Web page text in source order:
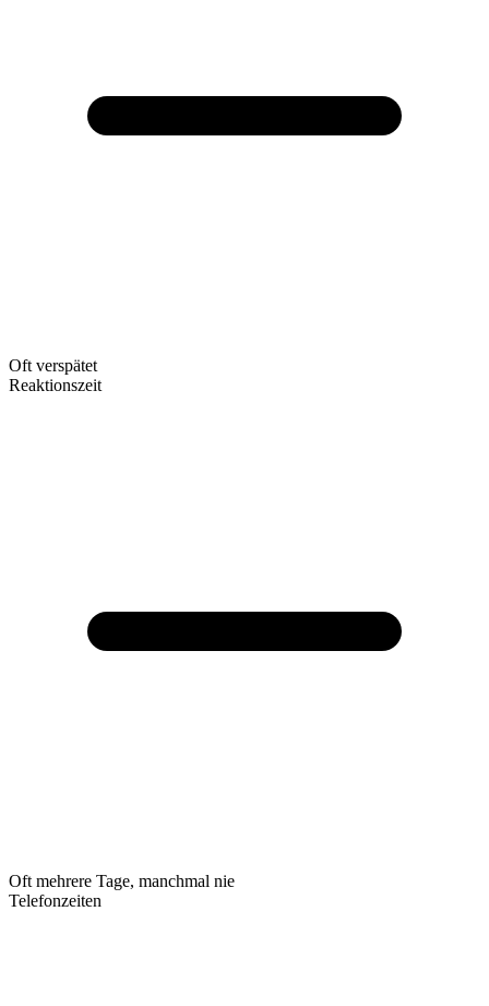
Oft verspätet
Reaktionszeit
Oft mehrere Tage, manchmal nie
Telefonzeiten